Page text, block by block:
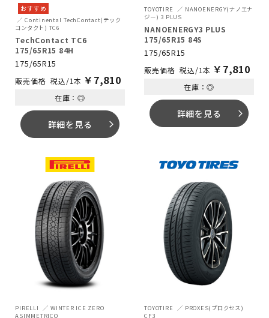
おすすめ
Continental TechContact(テック
コンタクト) TC6
TechContact TC6
175/65R15 84H
175/65R15
税込/1本 ￥ 7,810
在庫：◎
詳細を見る arrow_forward_ios
TOYOTIRE
NANOENERGY(ナノエナ
ジー) 3 PLUS
NANOENERGY3 PLUS
175/65R15 84S
175/65R15
税込/1本 ￥ 7,810
在庫：◎
詳細を見る arrow_forward_ios
PIRELLI
WINTER ICE ZERO
ASIMMETRICO
TOYOTIRE
PROXES(プロクセス)
CF3